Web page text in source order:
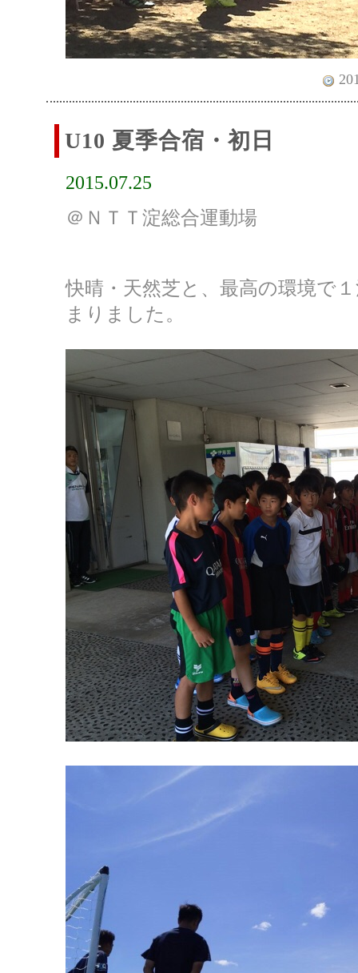
U10 夏季合宿・初日
2015.07.25
＠ＮＴＴ淀総合運動場
快晴・天然芝と、最高の環境で
まりました。